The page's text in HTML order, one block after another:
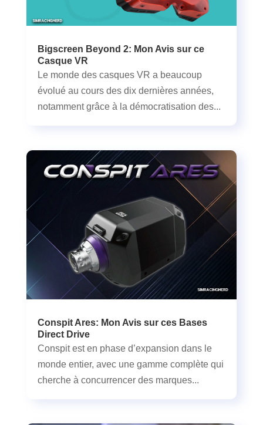
Bigscreen Beyond 2: Mon Avis sur ce
Casque VR
Le monde des casques VR a beaucoup
évolué au cours des dix dernières années,
notamment grâce à la démocratisation des...
Conspit Ares: Mon Avis sur ces Bases
Direct Drive
Conspit est en phase d’expansion dans le
monde entier, avec une gamme complète qui
cherche à concurrencer des marques...